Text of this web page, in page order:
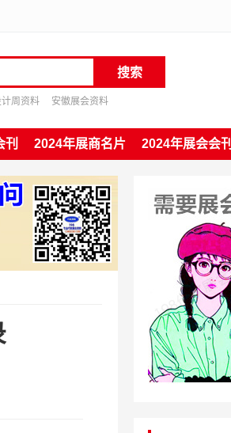
搜索
周资料 安徽展会资料
刊 2024年展商名片 2024年展会会刊